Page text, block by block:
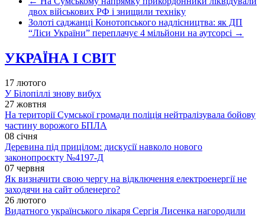
двох військових РФ і знищили техніку
Золоті саджанці Конотопського надлісництва: як ДП
“Ліси України” переплачує 4 мільйони на аутсорсі →
УКРАЇНА І СВІТ
17 лютого
У Білопіллі знову вибух
27 жовтня
На території Сумської громади поліція нейтралізувала бойову
частину ворожого БПЛА
08 січня
Деревина під прицілом: дискусії навколо нового
законопроєкту №4197-Д
07 червня
Як визначити свою чергу на відключення електроенергії не
заходячи на сайт обленерго?
26 лютого
Видатного українського лікаря Сергія Лисенка нагородили